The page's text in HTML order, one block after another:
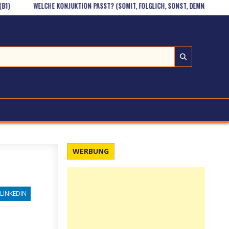
WELCHE KONJUKTION PASST? (SOMIT, FOLGLICH, SONST, DEMNACH,
LINKEDIN
WERBUNG